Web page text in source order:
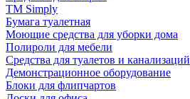
TM Simply
Бумага туалетная
Моющие средства для уборки дома
Полироли для мебели
Средства для туалетов и канализаций
Демонстрационное оборудование
Блоки для флипчартов